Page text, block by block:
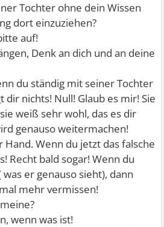
Tochter ohne dein Wissen
dort einzuziehen?
auf!
Denk an dich und an deine
du ständig mit seiner Tochter
nichts! Null! Glaub es mir! Sie
weiß sehr wohl, das es dir
genauso weitermachen!
Hand. Wenn du jetzt das falsche
Recht bald sogar! Wenn du
er genauso sieht), dann
mehr vermissen!
wenn was ist!